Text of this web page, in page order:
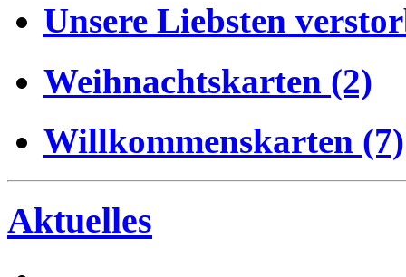
Unsere Liebsten
Weihnachtskarten (2)
Willkommenskarten (7)
Aktuelles